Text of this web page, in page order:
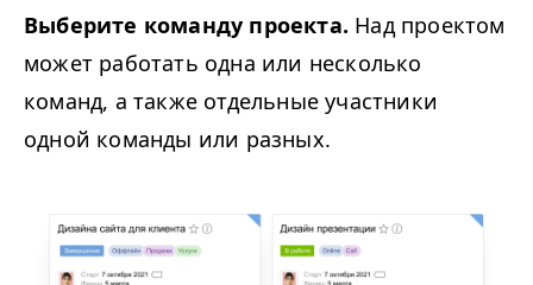
Выберите команду проекта. Над проектом
может работать одна или несколько
команд, а также отдельные участники
одной команды или разных.